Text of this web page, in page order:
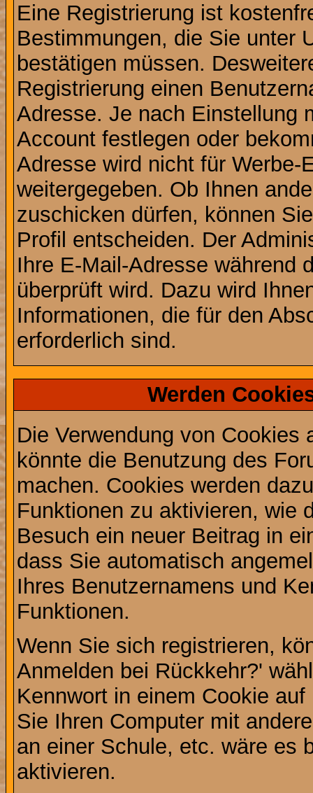
Eine Registrierung ist
Bestimmungen, die Sie unter
bestätigen müssen.
Registrierung einen
Adresse. Je nach Einstellung
Account festlegen oder
Adresse wird nicht für
weitergegeben. Ob Ihnen
zuschicken dürfen, können
Profil entscheiden. Der
Ihre E-Mail-Adresse während
überprüft wird. Dazu wird
Informationen, die für den
erforderlich sind.
Werden
Die Verwendung von
könnte die Benutzung des
machen. Cookies werden
Funktionen zu aktivieren, wie
Besuch ein neuer Beitrag in
dass Sie automatisch
Ihres Benutzernamens und
Funktionen.
Wenn Sie sich registrieren,
Anmelden bei Rückkehr?'
Kennwort in einem Cookie
Sie Ihren Computer mit
an einer Schule, etc. wäre es
aktivieren.